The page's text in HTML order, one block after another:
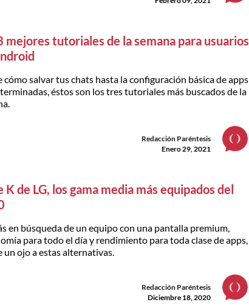
mejores tutoriales de la semana para usuarios
cómo salvar tus chats hasta la configuración básica de apps
éstos son los tres tutoriales más buscados de la
Redacción Paréntesis
Enero 29, 2021
K de LG, los gama media más equipados del
en búsqueda de un equipo con una pantalla premium,
para todo el día y rendimiento para toda clase de apps,
un ojo a estas alternativas.
Redacción Paréntesis
Diciembre 18, 2020